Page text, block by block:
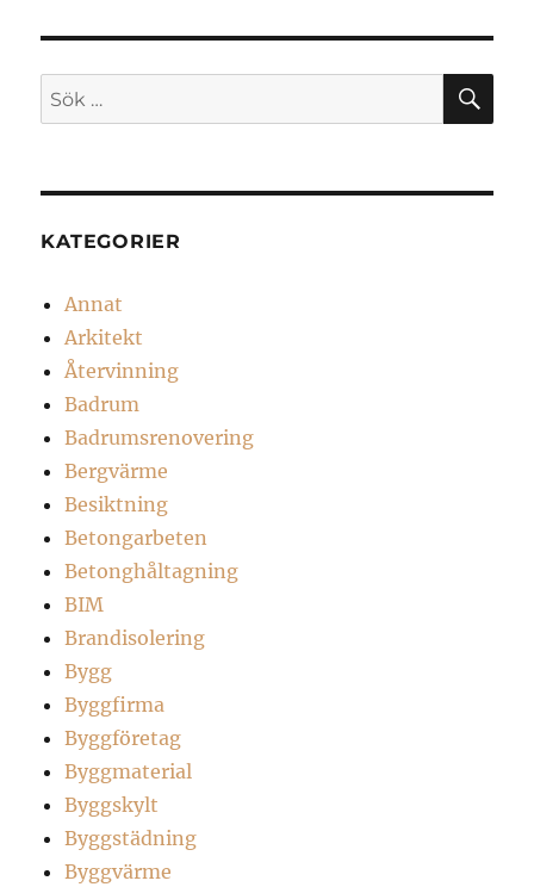
Sök
efter:
KATEGORIER
Annat
Arkitekt
Återvinning
Badrum
Badrumsrenovering
Bergvärme
Besiktning
Betongarbeten
Betonghåltagning
BIM
Brandisolering
Bygg
Byggfirma
Byggföretag
Byggmaterial
Byggskylt
Byggstädning
Byggvärme